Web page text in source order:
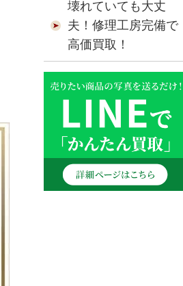
壊れていても大丈
夫！修理工房完備で
高価買取！